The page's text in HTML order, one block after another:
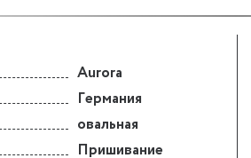
Aurora
Германия
овальная
Пришивание